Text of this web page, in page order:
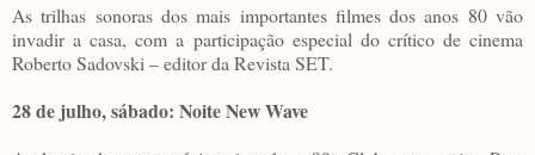
As trilhas sonoras dos mais importantes filmes dos anos 80 vão
invadir a casa, com a participação especial do crítico de cinema
Roberto Sadovski – editor da Revista SET.
28 de julho, sábado: Noite New Wave